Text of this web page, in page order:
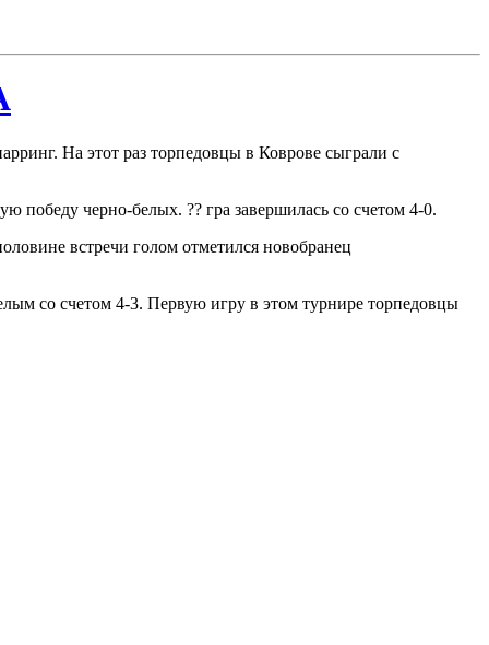
На этот раз торпедовцы в Коврове сыграли с
победу черно-белых. ?? гра завершилась со счетом 4-0.
встречи голом отметился новобранец
со счетом 4-3. Первую игру в этом турнире торпедовцы